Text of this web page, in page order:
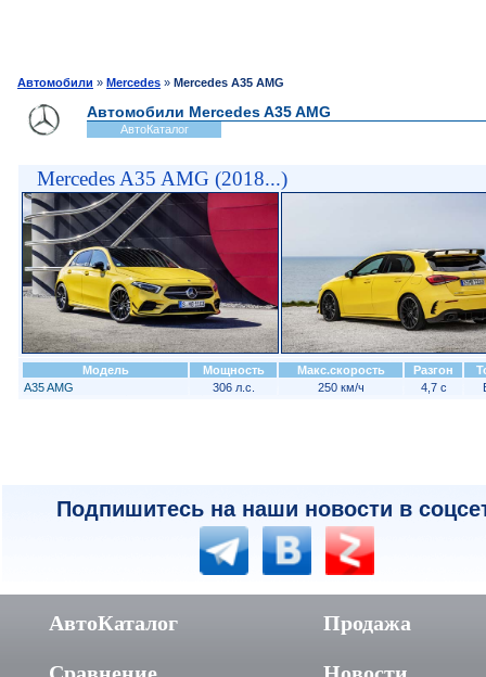
Автомобили » Mercedes » Mercedes A35 AMG
Автомобили Mercedes A35 AMG
АвтоКаталог
Mercedes A35 AMG (2018...)
Модель Мощность Макс.скорость Разгон
A35 AMG
306 л.с. 250 км/ч 4,7 с
Подпишитесь на наши новости в
АвтоКаталог Продажа